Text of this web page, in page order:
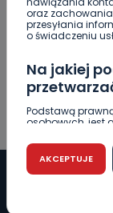
oraz
przesyłania
o świadczeniu
Na jakiej
Podstawą
osobowych, jest
r. w sprawie
przetwarzaniem
swobodnego
dyrektywy 95/46/
AKCEPTUJE